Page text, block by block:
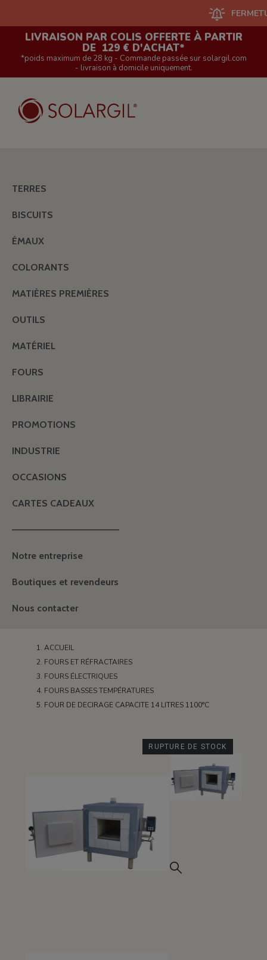
FERMETURE
LIVRAISON PAR COLIS OFFERTE À PARTIR
DE 129 € D'ACHAT*
*poids maximum de 28 kg - Commande passée sur solargil.com
- livraison à domicile uniquement.
TERRES
BISCUITS
ÉMAUX
COLORANTS
MATIÈRES PREMIÈRES
OUTILS
MATÉRIEL
FOURS
LIBRAIRIE
PROMOTIONS
INDUSTRIE
OCCASIONS
CARTES CADEAUX
———————————————
Notre entreprise
Boutiques et revendeurs
Nous contacter
ACCUEIL
FOURS ET RÉFRACTAIRES
FOURS ÉLECTRIQUES
FOURS BASSES TEMPÉRATURES
FOUR DE DECIRAGE CAPACITE 14 LITRES 1100°C
RUPTURE DE STOCK